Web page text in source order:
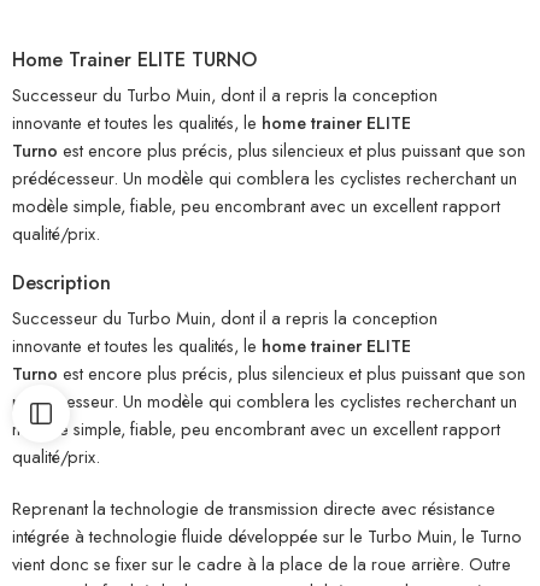
Home Trainer ELITE TURNO
Successeur du Turbo Muin, dont il a repris la conception
innovante et toutes les qualités, le home trainer ELITE
Turno est encore plus précis, plus silencieux et plus puissant que son
prédécesseur. Un modèle qui comblera les cyclistes recherchant un
modèle simple, fiable, peu encombrant avec un excellent rapport
qualité/prix.
Description
Successeur du Turbo Muin, dont il a repris la conception
innovante et toutes les qualités, le home trainer ELITE
Turno est encore plus précis, plus silencieux et plus puissant que son
prédécesseur. Un modèle qui comblera les cyclistes recherchant un
modèle simple, fiable, peu encombrant avec un excellent rapport
qualité/prix.
Reprenant la technologie de transmission directe avec résistance
intégrée à technologie fluide développée sur le Turbo Muin, le Turno
vient donc se fixer sur le cadre à la place de la roue arrière. Outre